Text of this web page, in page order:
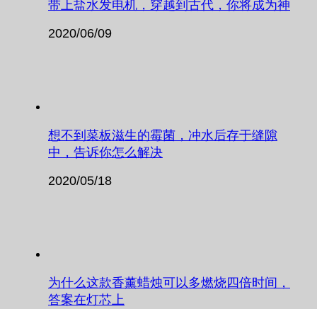
带上盐水发电机，穿越到古代，你将成为神
2020/06/09
想不到菜板滋生的霉菌，冲水后存于缝隙
中，告诉你怎么解决
2020/05/18
为什么这款香薰蜡烛可以多燃烧四倍时间，
答案在灯芯上